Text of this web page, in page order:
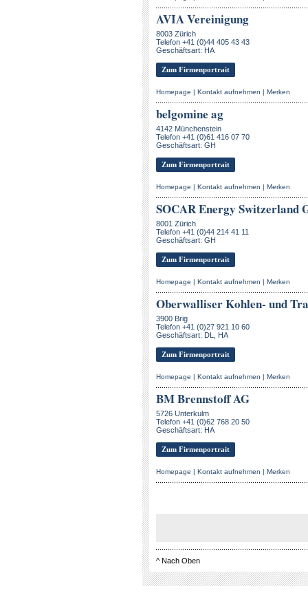
AVIA Vereinigung
8003 Zürich
Telefon +41 (0)44 405 43 43
Geschäftsart: HA
Zum Firmenportrait
Homepage | Kontakt aufnehmen | Merken
belgomine ag
4142 Münchenstein
Telefon +41 (0)61 416 07 70
Geschäftsart: GH
Zum Firmenportrait
Homepage | Kontakt aufnehmen | Merken
SOCAR Energy Switzerland
8001 Zürich
Telefon +41 (0)44 214 41 11
Geschäftsart: GH
Zum Firmenportrait
Homepage | Kontakt aufnehmen | Merken
Oberwalliser Kohlen- und
3900 Brig
Telefon +41 (0)27 921 10 60
Geschäftsart: DL, HA
Zum Firmenportrait
Homepage | Kontakt aufnehmen | Merken
BM Brennstoff AG
5726 Unterkulm
Telefon +41 (0)62 768 20 50
Geschäftsart: HA
Zum Firmenportrait
Homepage | Kontakt aufnehmen | Merken
^ Nach Oben